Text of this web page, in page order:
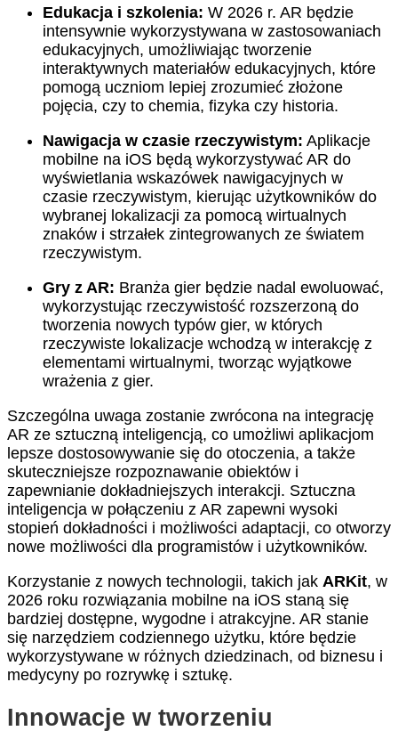
Edukacja i szkolenia: W 2026 r. AR będzie
intensywnie wykorzystywana w zastosowaniach
edukacyjnych, umożliwiając tworzenie
interaktywnych materiałów edukacyjnych, które
pomogą uczniom lepiej zrozumieć złożone
pojęcia, czy to chemia, fizyka czy historia.
Nawigacja w czasie rzeczywistym: Aplikacje
mobilne na iOS będą wykorzystywać AR do
wyświetlania wskazówek nawigacyjnych w
czasie rzeczywistym, kierując użytkowników do
wybranej lokalizacji za pomocą wirtualnych
znaków i strzałek zintegrowanych ze światem
rzeczywistym.
Gry z AR: Branża gier będzie nadal ewoluować,
wykorzystując rzeczywistość rozszerzoną do
tworzenia nowych typów gier, w których
rzeczywiste lokalizacje wchodzą w interakcję z
elementami wirtualnymi, tworząc wyjątkowe
wrażenia z gier.
Szczególna uwaga zostanie zwrócona na integrację
AR ze sztuczną inteligencją, co umożliwi aplikacjom
lepsze dostosowywanie się do otoczenia, a także
skuteczniejsze rozpoznawanie obiektów i
zapewnianie dokładniejszych interakcji. Sztuczna
inteligencja w połączeniu z AR zapewni wysoki
stopień dokładności i możliwości adaptacji, co otworzy
nowe możliwości dla programistów i użytkowników.
Korzystanie z nowych technologii, takich jak ARKit, w
2026 roku rozwiązania mobilne na iOS staną się
bardziej dostępne, wygodne i atrakcyjne. AR stanie
się narzędziem codziennego użytku, które będzie
wykorzystywane w różnych dziedzinach, od biznesu i
medycyny po rozrywkę i sztukę.
Innowacje w tworzeniu